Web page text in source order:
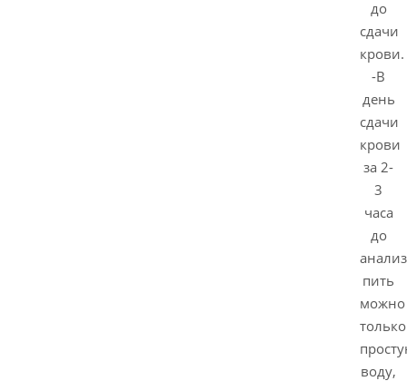
до
сдачи
крови.
-В
день
сдачи
крови
за 2-
3
часа
до
пить
можно
только
воду,